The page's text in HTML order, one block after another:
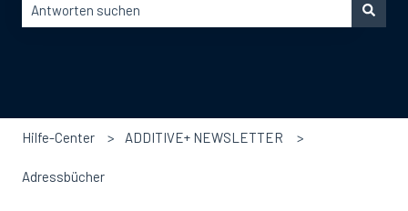
Hilfe-Center ADDITIVE+ NEWSLETTER
Adressbücher